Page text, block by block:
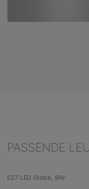
PASSENDE
E27 LED Globe, 8W